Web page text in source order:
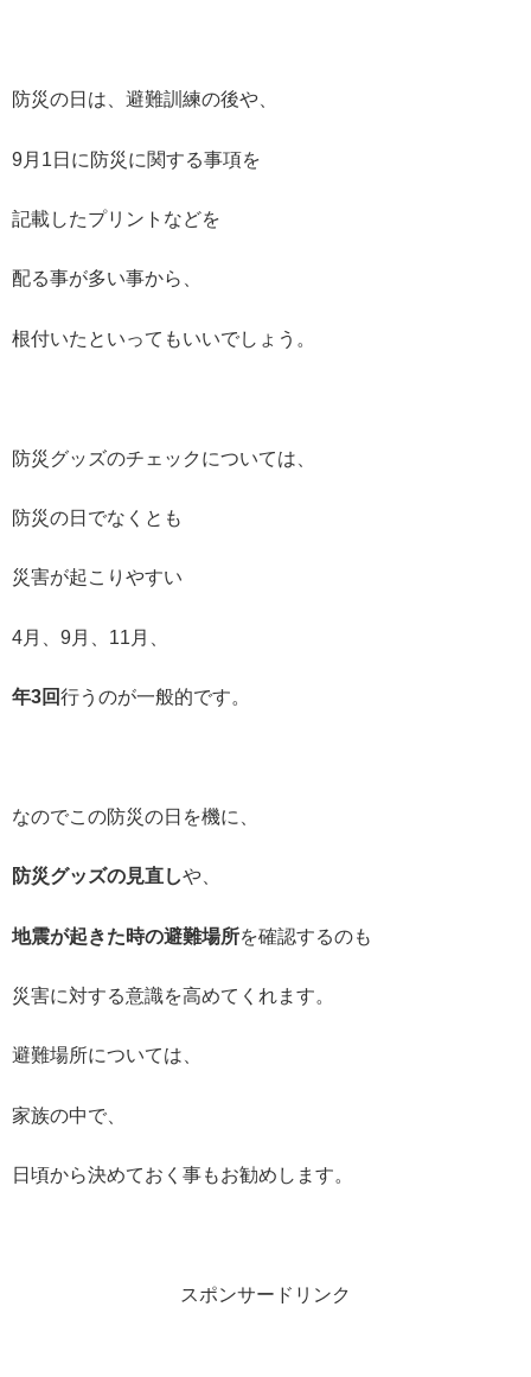
防災の日は、避難訓練の後や、
9月1日に防災に関する事項を
記載したプリントなどを
配る事が多い事から、
根付いたといってもいいでしょう。
防災グッズのチェックについては、
防災の日でなくとも
災害が起こりやすい
4月、9月、11月、
年3回行うのが一般的です。
なのでこの防災の日を機に、
防災グッズの見直しや、
地震が起きた時の避難場所を確認するのも
災害に対する意識を高めてくれます。
避難場所については、
家族の中で、
日頃から決めておく事もお勧めします。
スポンサードリンク